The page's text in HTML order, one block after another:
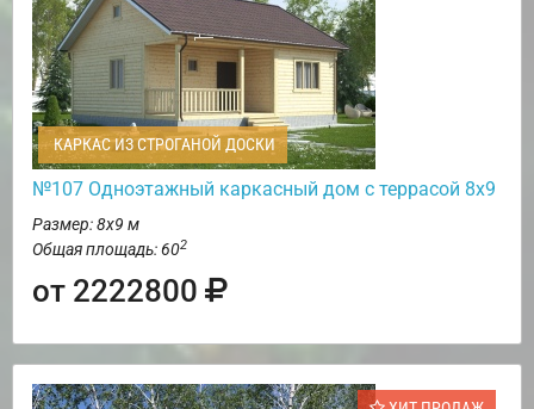
КАРКАС ИЗ СТРОГАНОЙ ДОСКИ
№107 Одноэтажный каркасный дом с террасой 8х9
Размер: 8х9 м
Общая площадь: 602
от 2222800